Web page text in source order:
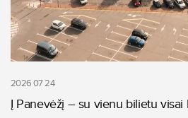
2026 07 24
Į Panevėžį – su vienu bilietu visai